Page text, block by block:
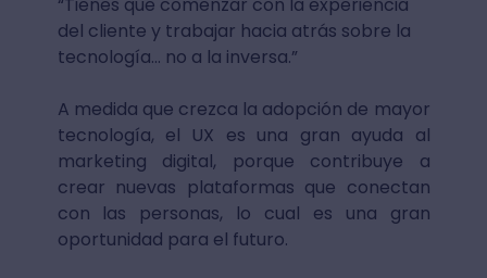
del cliente y trabajar hacia atrás sobre la
tecnología... no a la inversa.”
A medida que crezca la adopción de mayor
tecnología, el UX es una gran ayuda al
marketing digital, porque contribuye a
crear nuevas plataformas que conectan
con las personas, lo cual es una gran
oportunidad para el futuro.